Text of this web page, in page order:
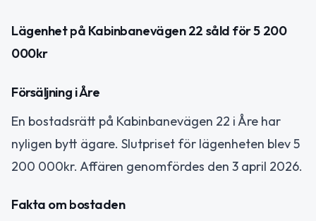
Lägenhet på Kabinbanevägen 22 såld för 5 200
000kr
Försäljning i Åre
En bostadsrätt på Kabinbanevägen 22 i Åre har
nyligen bytt ägare. Slutpriset för lägenheten blev 5
200 000kr. Affären genomfördes den 3 april 2026.
Fakta om bostaden